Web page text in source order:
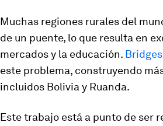
Muchas regiones rurales del
de un puente, lo que resulta en
mercados y la educación.
este problema, construyendo
incluidos Bolivia y Ruanda.
Este trabajo está a punto de ser